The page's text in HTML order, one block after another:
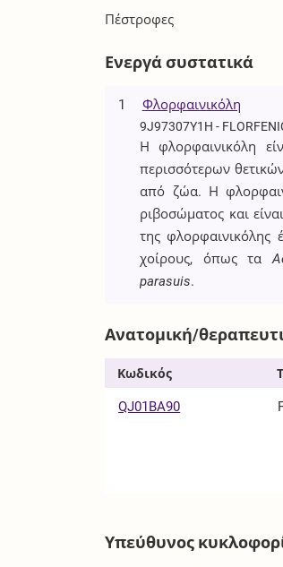
Πέστροφες
Ενεργά συστατικά
1 Φλορφαινικόλη
9J97307Y1H -
Η φλορφαινικόλη
περισσότερων
από ζώα. Η
ριβοσώματος και
της
χοίρους, όπως τα
parasuis.
Ανατομική/
Κωδικός
QJ01BA90
Υπεύθυνος